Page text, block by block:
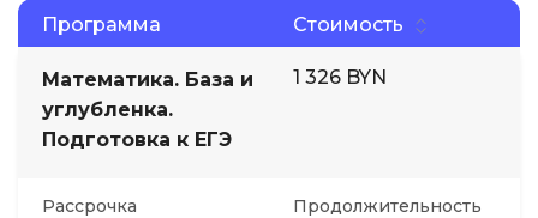
Программа Стоимость
Математика. База и
углубленка.
Подготовка к ЕГЭ
1 326 BYN
Рассрочка Продолжительность